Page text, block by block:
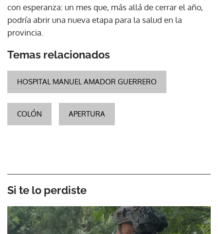
con esperanza: un mes que, más allá de cerrar el año,
podría abrir una nueva etapa para la salud en la
provincia.
Temas relacionados
HOSPITAL MANUEL AMADOR GUERRERO
COLÓN APERTURA
Si te lo perdiste